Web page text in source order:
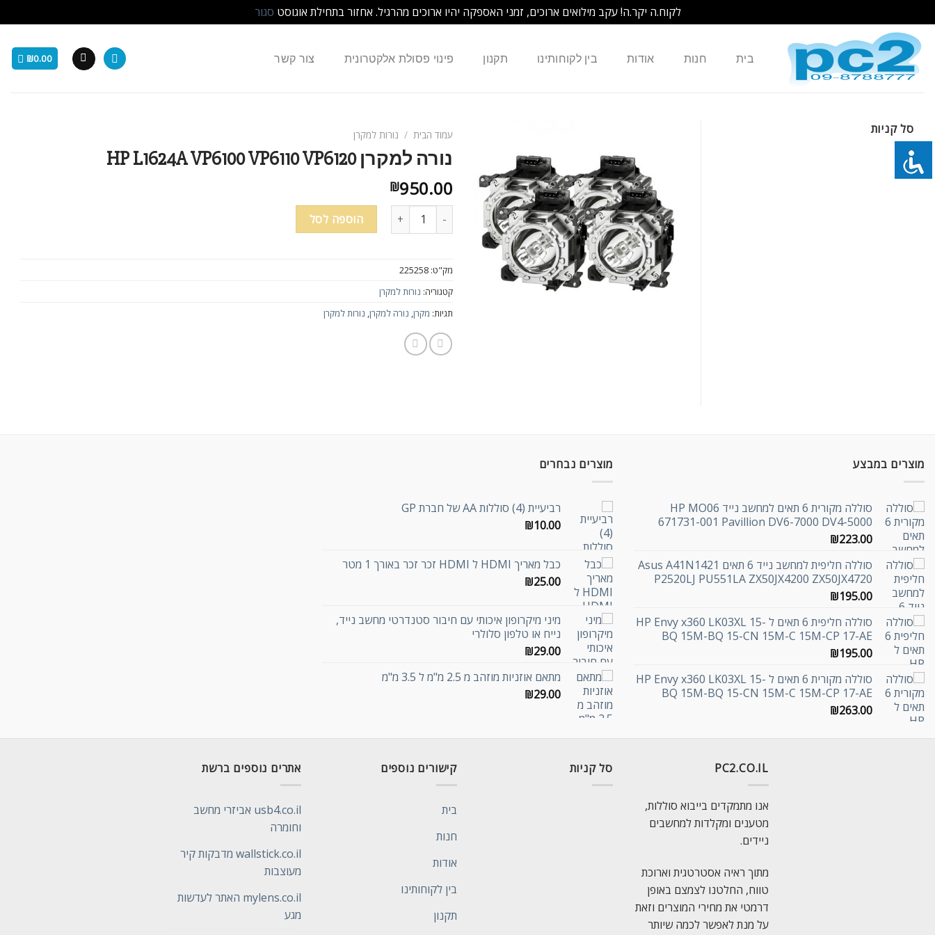
לקוח.ה יקר.ה! עקב מילואים ארוכים, זמני האספקה יהיו ארוכים מהרגיל. אחזור בתחילת אוגוסט סגור
content
בית חנות אודות בין לקוחותינו תקנון פינוי פסולת אלקטרונית צור קשר ₪0.00
סל קניות עמוד הבית / נורות למקרן
נורה למקרן HP L1624A VP6100 VP6110 VP6120
₪950.00
כמות של נורה למקרן HP L1624A VP6100 VP6110 VP6120 הוספה לסל
מק"ט: 225258
קטגוריה: נורות למקרן
תגיות: מקרן, נורה למקרן, נורות למקרן
מוצרים במבצע
סוללה מקורית 6 תאים למחשב נייד HP MO06
671731-001 Pavillion DV6-7000 DV4-5000
₪223.00
סוללה חליפית למחשב נייד 6 תאים Asus A41N1421
P2520LJ PU551LA ZX50JX4200 ZX50JX4720
₪195.00
סוללה חליפית 6 תאים ל HP Envy x360 LK03XL 15-
BQ 15M-BQ 15-CN 15M-C 15M-CP 17-AE
₪195.00
סוללה מקורית 6 תאים ל HP Envy x360 LK03XL 15-
BQ 15M-BQ 15-CN 15M-C 15M-CP 17-AE
₪263.00
מוצרים נבחרים
רביעיית (4) סוללות AA של חברת GP
₪10.00
כבל מאריך HDMI ל HDMI זכר זכר באורך 1 מטר
₪25.00
מיני מיקרופון איכותי עם חיבור סטנדרטי מחשב נייד,
נייח או טלפון סלולרי
₪29.00
מתאם אוזניות מוזהב מ 2.5 מ"מ ל 3.5 מ"מ
₪29.00
PC2.CO.IL
אנו מתמקדים בייבוא סוללות,
מטענים ומקלדות למחשבים
ניידים.
מתוך ראיה אסטרטגית וארוכת
טווח, החלטנו לצמצם באופן
דרמטי את מחירי המוצרים וזאת
על מנת לאפשר לכמה שיותר
סל קניות קישורים נוספים
בית
חנות
אודות
בין לקוחותינו
תקנון
אתרים נוספים ברשת
usb4.co.il אביזרי מחשב
וחומרה
wallstick.co.il מדבקות קיר
מעוצבות
mylens.co.il האתר לעדשות
מגע